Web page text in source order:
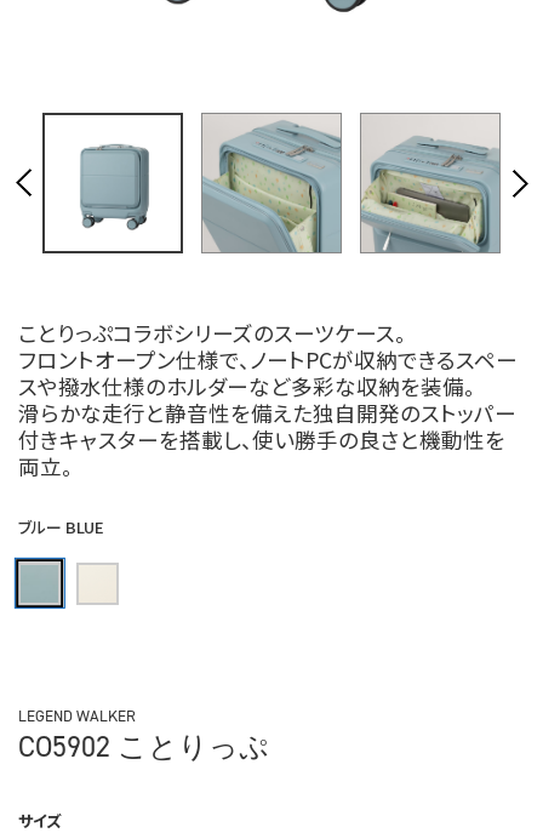
ことりっぷコラボシリーズのスーツケース。
フロントオープン仕様で、ノートPCが収納できるスペー
スや撥水仕様のホルダーなど多彩な収納を装備。
滑らかな走行と静音性を備えた独自開発のストッパー
付きキャスターを搭載し、使い勝手の良さと機動性を
両立。
LEGEND WALKER
CO5902 ことりっぷ
サイズ
ブルー BLUE